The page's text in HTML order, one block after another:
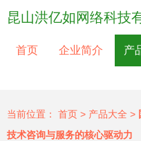
昆山洪亿如网络科技
首页 企业简介 产
当前位置： 首页 > 产品大全 >
技术咨询与服务的核心驱动力